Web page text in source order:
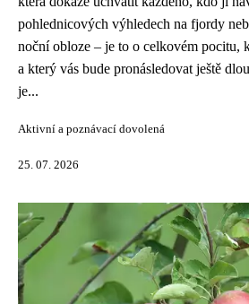
pohlednicových výhledech na fjordy
noční obloze – je to o celkovém pocitu,
a který vás bude pronásledovat ještě
je...
Aktivní a poznávací dovolená
25. 07. 2026